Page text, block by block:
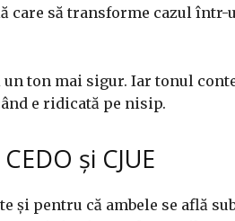
care să transforme cazul într-
ton mai sigur. Iar tonul
e ridicată pe nisip.
și CJUE
și pentru că ambele se află